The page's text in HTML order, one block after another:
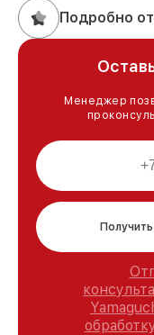
Подробно
Менеджер